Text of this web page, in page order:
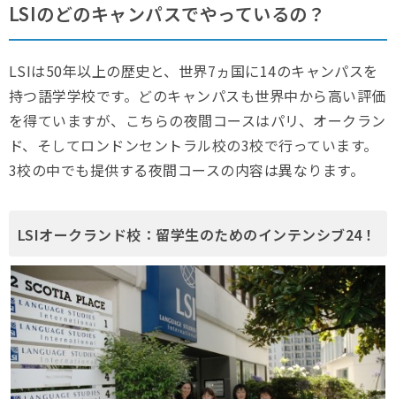
LSIのどのキャンパスでやっているの？
LSIは50年以上の歴史と、世界7ヵ国に14のキャンパスを
持つ語学学校です。どのキャンパスも世界中から高い評価
を得ていますが、こちらの夜間コースはパリ、オークラン
ド、そしてロンドンセントラル校の3校で行っています。
3校の中でも提供する夜間コースの内容は異なります。
LSIオークランド校：留学生のためのインテンシブ24！